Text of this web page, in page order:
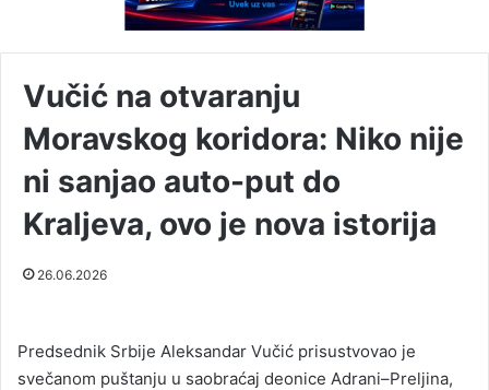
Vučić na otvaranju
Moravskog koridora: Niko nije
ni sanjao auto-put do
Kraljeva, ovo je nova istorija
26.06.2026
Predsednik Srbije Aleksandar Vučić prisustvovao je
svečanom puštanju u saobraćaj deonice Adrani–Preljina,